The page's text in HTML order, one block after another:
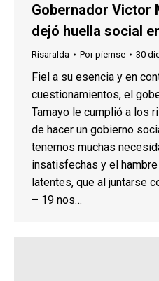
Gobernador Victor
dejó huella social
Risaralda Porpiemse 30
Fiel a su esencia y en
cuestionamientos, el
Tamayo le cumplió a los
de hacer un gobierno
tenemos muchas
insatisfechas y el
latentes, que al juntarse
– 19 nos…